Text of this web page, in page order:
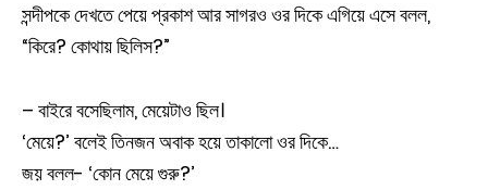
সন্দীপকে দেখতে পেয়ে প্রকাশ আর সাগরও ওর দিকে এগিয়ে এসে বলল,
“কিরে? কোথায় ছিলিস?”
– বাইরে বসেছিলাম, মেয়েটাও ছিল।
‘মেয়ে?’ বলেই তিনজন অবাক হয়ে তাকালো ওর দিকে…
জয় বলল- ‘কোন মেয়ে গুরু?’